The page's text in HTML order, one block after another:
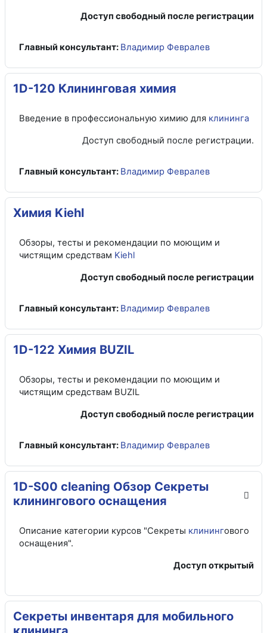
Доступ свободный после регистрации
Главный консультант: Владимир Февралев
1D-120 Клининговая химия
Введение в профессиональную химию для клининга
Доступ свободный после регистрации.
Главный консультант: Владимир Февралев
Химия Kiehl
Обзоры, тесты и рекомендации по моющим и
чистящим средствам Kiehl
Доступ свободный после регистрации
Главный консультант: Владимир Февралев
1D-122 Химия BUZIL
Обзоры, тесты и рекомендации по моющим и
чистящим средствам BUZIL
Доступ свободный после регистрации
Главный консультант: Владимир Февралев
1D-S00 cleaning Обзор Секреты
клинингового оснащения
Описание категории курсов "Секреты клинингового
оснащения".
Доступ открытый
Секреты инвентаря для мобильного